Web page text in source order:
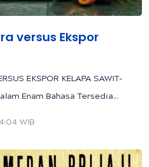
versus Ekspor
EKSPOR KELAPA SAWIT-
Enam Bahasa Tersedia...
WIB